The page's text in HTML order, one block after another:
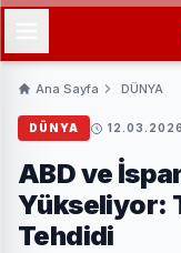
Ana Sayfa DÜNYA
DÜNYA
ABD ve
Yükseliyor:
Tehdidi